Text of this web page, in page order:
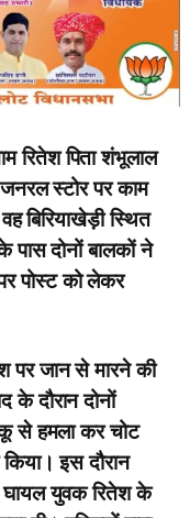
रितेश पिता शंभूलाल
स्टोर पर काम
बिरियाखेड़ी स्थित
पास दोनों बालकों ने
पोस्ट को लेकर
पर जान से मारने की
के दौरान दोनों
से हमला कर चोट
इस दौरान
युवक रितेश के